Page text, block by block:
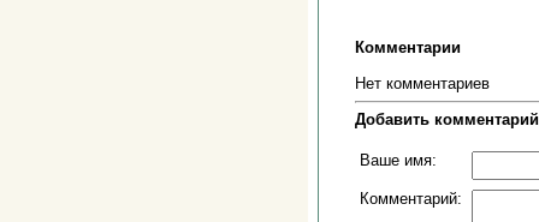
Комментарии
Нет комментариев
Добавить комментарий
Ваше имя:
Комментарий: